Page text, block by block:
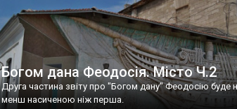
Богом дана Феодосія. Місто Ч.2
Друга частина звіту про "Богом дану" Феодосію буде
менш насиченою ніж перша.